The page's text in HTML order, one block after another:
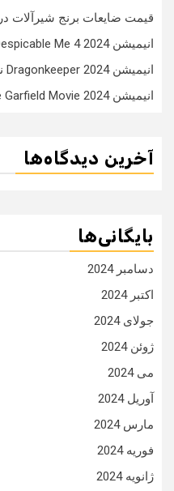
قیمت ضایعات برنج شیرآلات در 1403
انیمیشن Despicable Me 4 2024 من نفرت انگیز 4
انیمیشن Dragonkeeper 2024 نگهبان اژدها
انیمیشن The Garfield Movie 2024 گارفیلد
آخرین دیدگاه‌ها
بایگانی‌ها
دسامبر 2024
اکتبر 2024
جولای 2024
ژوئن 2024
می 2024
آوریل 2024
مارس 2024
فوریه 2024
ژانویه 2024